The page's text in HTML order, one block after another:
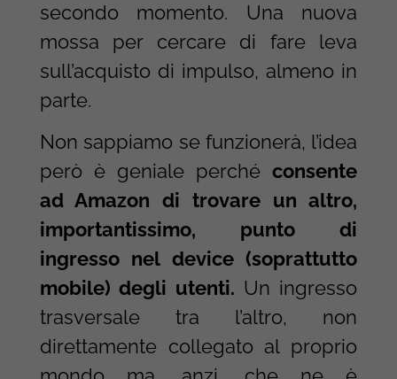
secondo momento. Una nuova
mossa per cercare di fare leva
sull’acquisto di impulso, almeno in
parte.
Non sappiamo se funzionerà, l’idea
però è geniale perchéconsente
ad Amazon di trovare un altro,
importantissimo, punto di
ingresso nel device (soprattutto
mobile) degli utenti. Un ingresso
trasversale tra l’altro, non
direttamente collegato al proprio